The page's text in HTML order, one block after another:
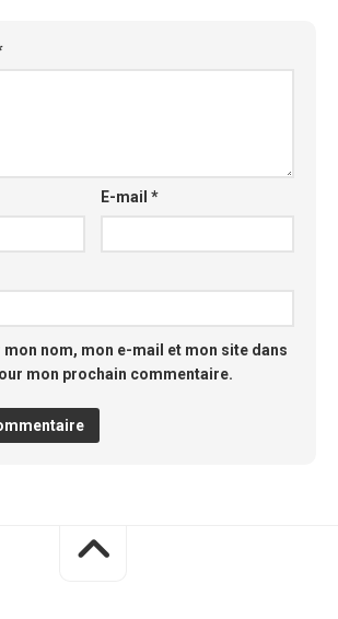
E-mail*
mon nom, mon e-mail et mon site dans
mon prochain commentaire.